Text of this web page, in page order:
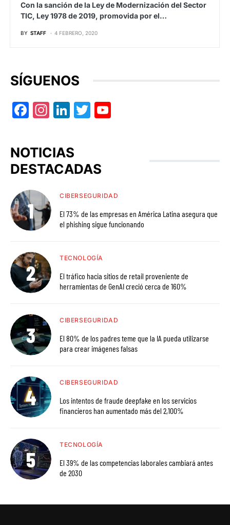
Con la sanción de la Ley de Modernización del Sector
TIC, Ley 1978 de 2019, promovida por el…
BY STAFF 4 FEBRERO, 2020
SÍGUENOS
Facebook
Instagram
LinkedIn
Twitter
NOTICIAS
DESTACADAS
CIBERSEGURIDAD
El 73% de las empresas en América Latina asegura que
el phishing sigue funcionando
TECNOLOGÍA
El tráfico hacia sitios de retail proveniente de
herramientas de GenAI creció cerca de 160%
CIBERSEGURIDAD
El 80% de los padres teme que la IA pueda utilizarse
para crear imágenes falsas
CIBERSEGURIDAD
Los intentos de fraude deepfake en los servicios
financieros han aumentado más del 2,100%
TECNOLOGÍA
El 39% de las competencias laborales cambiará antes
de 2030